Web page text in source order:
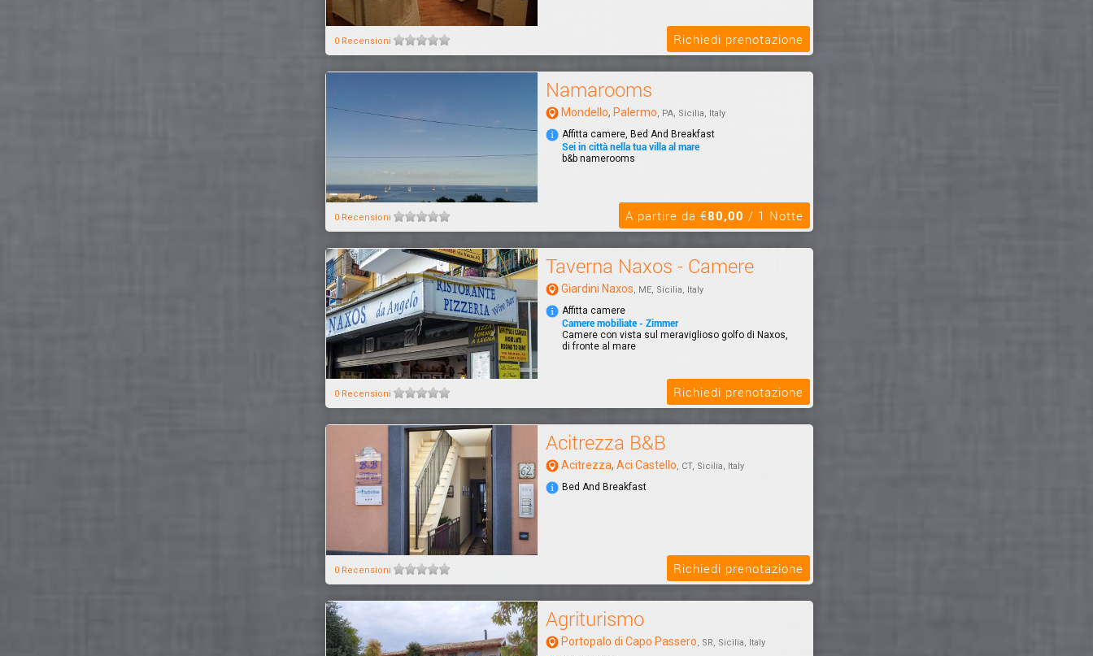
0 Recensioni Richiedi prenotazione
Namarooms
Mondello, Palermo, PA, Sicilia, Italy
Affitta camere, Bed And Breakfast
Sei in città nella tua villa al mare
b&b namerooms
0 Recensioni A partire da €80,00 / 1 Notte
Taverna Naxos - Camere
Giardini Naxos, ME, Sicilia, Italy
Affitta camere
Camere mobiliate - Zimmer
Camere con vista sul meraviglioso golfo di Naxos,
di fronte al mare
0 Recensioni Richiedi prenotazione
Acitrezza B&B
Acitrezza, Aci Castello, CT, Sicilia, Italy
Bed And Breakfast
0 Recensioni Richiedi prenotazione
Agriturismo
Portopalo di Capo Passero, SR, Sicilia, Italy